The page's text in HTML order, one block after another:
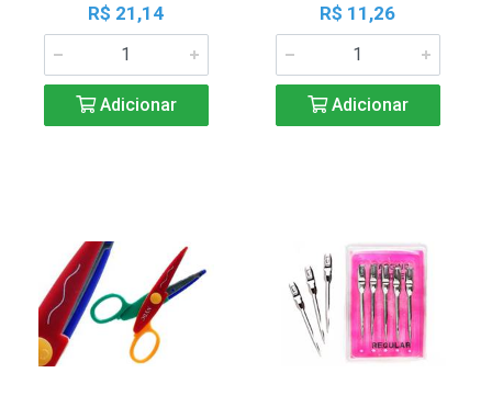
R$ 21,14
Adicionar
R$ 11,26
Adicionar